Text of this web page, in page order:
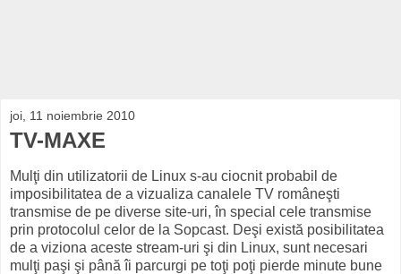
joi, 11 noiembrie 2010
TV-MAXE
Mulţi din utilizatorii de Linux s-au ciocnit probabil de
imposibilitatea de a vizualiza canalele TV româneşti
transmise de pe diverse site-uri, în special cele transmise
prin protocolul celor de la Sopcast. Deşi există posibilitatea
de a viziona aceste stream-uri şi din Linux, sunt necesari
mulţi paşi şi până îi parcurgi pe toţi poţi pierde minute bune